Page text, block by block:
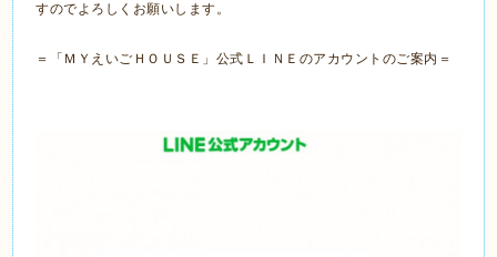
すのでよろしくお願いします。
＝「ＭＹえいごＨＯＵＳＥ」公式ＬＩＮＥのアカウントのご案内＝